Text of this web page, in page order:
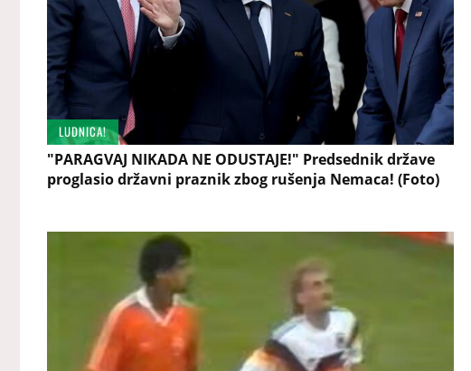
LUDNICA!
"PARAGVAJ NIKADA NE ODUSTAJE!" Predsednik države
proglasio državni praznik zbog rušenja Nemaca! (Foto)